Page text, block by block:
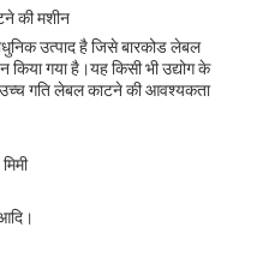
की मशीन
उत्पाद है जिसे बारकोड लेबल
गया है।यह किसी भी उद्योग के
गति लेबल काटने की आवश्यकता